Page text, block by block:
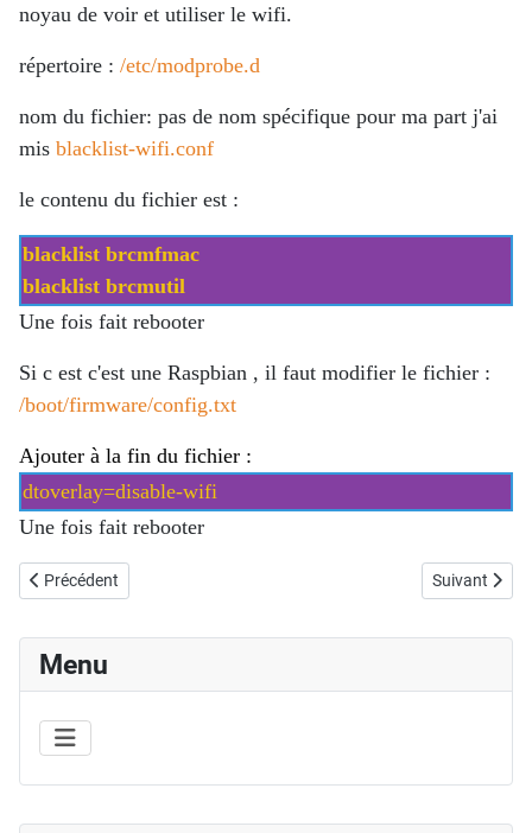
noyau de voir et utiliser le wifi.
répertoire : /etc/modprobe.d
nom du fichier: pas de nom spécifique pour ma part j'ai
mis blacklist-wifi.conf
le contenu du fichier est :
blacklist brcmfmac
blacklist brcmutil
Une fois fait rebooter
Si c est c'est une Raspbian , il faut modifier le fichier :
/boot/firmware/config.txt
Ajouter à la fin du fichier :
dtoverlay=disable-wifi
Une fois fait rebooter
Article précédent : Xen : iscsi paramètrage du timeout réseau
Précédent Article
Suivant
Menu